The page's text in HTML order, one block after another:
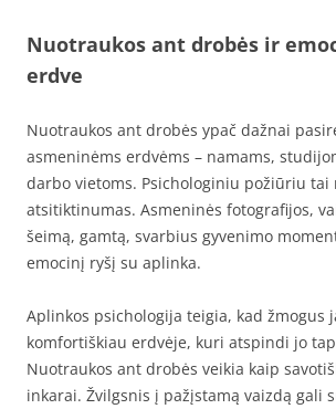
Nuotraukos ant drobės ir
erdve
Nuotraukos ant drobės ypač dažnai
asmeninėms erdvėms – namams,
darbo vietoms. Psichologiniu požiūriu tai
atsitiktinumas. Asmeninės fotografijos,
šeimą, gamtą, svarbius gyvenimo
emocinį ryšį su aplinka.
Aplinkos psichologija teigia, kad žmogus
komfortiškiau erdvėje, kuri atspindi jo
Nuotraukos ant drobės veikia kaip
inkarai. Žvilgsnis į pažįstamą vaizdą gali